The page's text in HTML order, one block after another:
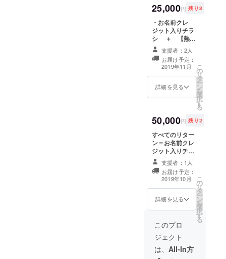
フターパー
ティーへの参加
権です。 飲食代
は別途となりま
す。 日時・場所
は未定ですが、
決まり次第、お
知らせいたしま
す。 ※ご来場い
のリターンです
※DVD、Tシャツ
時、必ず備考欄
にご希望のお名
前をご記入くだ
さい
25,000円 残り8
・お名前クレ
ジット入りチラ
シ ＋ 【熱海
コレクション】
DVD ＋ オ
フィシャルス
タッフTシャツ
＋ Eatable of
Many Orders デ
Eatable of Many
Orders のデザイ
ナー、新居幸
治・洋子による
貴重なデザイン
原画をお送りし
ます。 ※デザイ
ン原画の内容は
選べませんので
ご了承くださ
い ※支援時、
希望のお名前を
ご記入ください
支援者：2人
お届け予定：
2019年11月
詳細を見る
こ
の
リ
タ
ー
ン
を
選
択
す
る
50,000円 残り2
すべてのリター
ン＝お名前クレ
ジット入りチラ
シ ＋ 【熱海
コレクション】
DVD ＋ オ
フィシャルス
タッフTシャツ
＋ 最前列席で
ティー参加権
＋ Eatable of
Many Orders デ
ザイン原画 ※ご
来場いただける
支援者：1人
お届け予定：
2019年10月
詳細を見る
こ
の
リ
タ
ー
ン
を
選
択
す
る
このプロ
ジェクト
は、 All-In方